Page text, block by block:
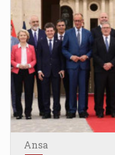
Ansa